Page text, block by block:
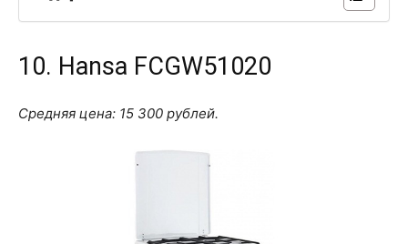
10. Hansa FCGW51020
Средняя цена: 15 300 рублей.